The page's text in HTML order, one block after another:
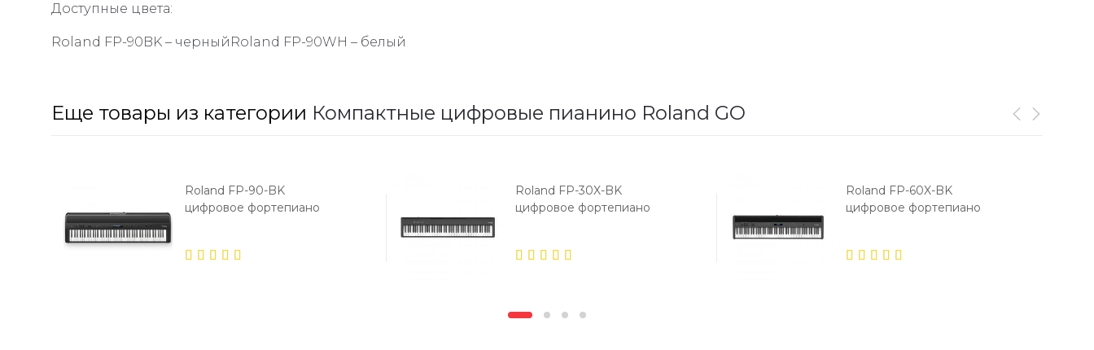
Доступные цвета:
Roland FP-90BK – черныйRoland FP-90WH – белый
Еще товары из категории Компактные цифровые пианино Roland GO
Roland FP-90-BK
цифровое фортепиано
Roland FP-30X-BK
цифровое фортепиано
Roland FP-60X-BK
цифровое фортепиано